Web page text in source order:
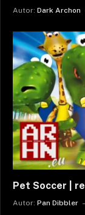
Autor: Dark Archon
Pet Soccer |
Autor: Pan Dibbler